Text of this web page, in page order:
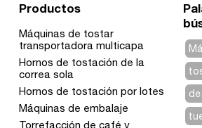
Productos
Máquinas de tostar
transportadora multicapa
Hornos de tostación de la
correa sola
Hornos de tostación por lotes
Máquinas de embalaje
Torrefacción de café y